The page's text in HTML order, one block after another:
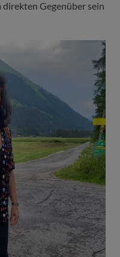
Gegenüber sein